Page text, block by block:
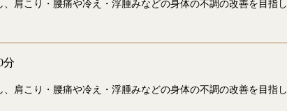
肩こり・腰痛や冷え・浮腫みなどの身体の不調の改善を目指し
分
肩こり・腰痛や冷え・浮腫みなどの身体の不調の改善を目指し